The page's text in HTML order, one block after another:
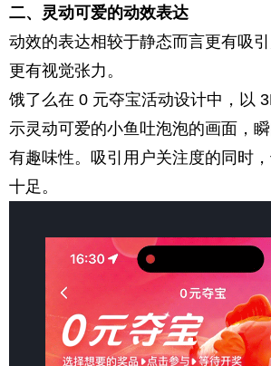
二、灵动可爱的动效表达
动效的表达相较于静态而言更有吸
更有视觉张力。
饿了么在 0 元夺宝活动设计中，以
示灵动可爱的小鱼吐泡泡的画面，
有趣味性。吸引用户关注度的同时
十足。